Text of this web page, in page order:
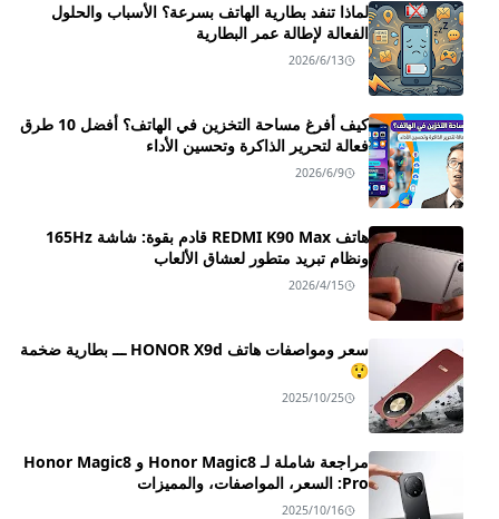
لماذا تنفد بطارية الهاتف بسرعة؟ الأسباب والحلول
الفعالة لإطالة عمر البطارية
2026/6/13
كيف أفرغ مساحة التخزين في الهاتف؟ أفضل 10 طرق
فعالة لتحرير الذاكرة وتحسين الأداء
2026/6/9
هاتف REDMI K90 Max قادم بقوة: شاشة 165Hz
ونظام تبريد متطور لعشاق الألعاب
2026/4/15
سعر ومواصفات هاتف HONOR X9d ـــ بطارية ضخمة
😲
2025/10/25
مراجعة شاملة لـ Honor Magic8 و Honor Magic8
Pro: السعر، المواصفات، والمميزات
2025/10/16